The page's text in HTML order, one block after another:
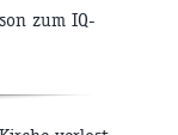
zum IQ-